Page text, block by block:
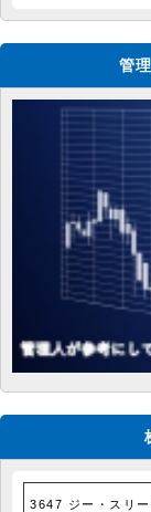
管
3647 ジー・スリ